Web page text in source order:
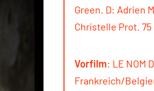
Green. D: Adrien
Christelle Prot. 75
Vorfilm: LE NOM
Frankreich/